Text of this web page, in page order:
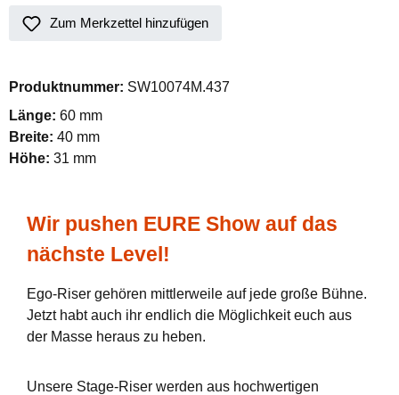
Zum Merkzettel hinzufügen
Produktnummer: SW10074M.437
Länge: 60 mm
Breite: 40 mm
Höhe: 31 mm
Wir pushen EURE Show auf das
nächste Level!
Ego-Riser gehören mittlerweile auf jede große Bühne.
Jetzt habt auch ihr endlich die Möglichkeit euch aus
der Masse heraus zu heben.
Unsere Stage-Riser werden aus hochwertigen